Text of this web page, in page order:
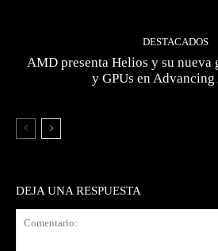
DESTACADOS
AMD presenta Helios y su nueva
y GPUs en
DEJA UNA RESPUESTA